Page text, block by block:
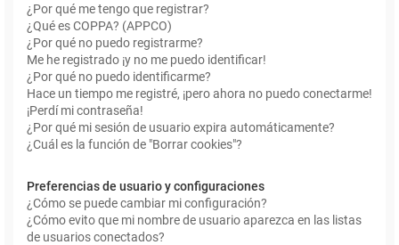
¿Por qué me tengo que registrar?
¿Qué es COPPA? (APPCO)
¿Por qué no puedo registrarme?
Me he registrado ¡y no me puedo identificar!
¿Por qué no puedo identificarme?
Hace un tiempo me registré, ¡pero ahora no puedo conectarme!
¡Perdí mi contraseña!
¿Por qué mi sesión de usuario expira automáticamente?
¿Cuál es la función de "Borrar cookies"?
Preferencias de usuario y configuraciones
¿Cómo se puede cambiar mi configuración?
¿Cómo evito que mi nombre de usuario aparezca en las listas
de usuarios conectados?